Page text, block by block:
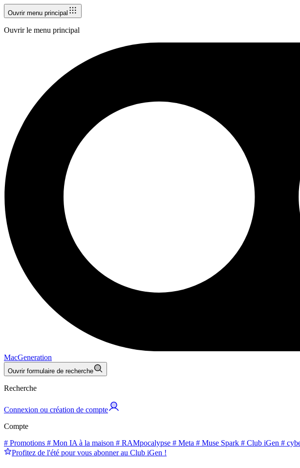
Ouvrir menu principal
Ouvrir le menu principal
MacGeneration
Ouvrir formulaire de recherche
Recherche
Connexion ou création de compte
Compte
# Promotions # Mon IA à la maison # RAMpocalypse # Meta # Muse Spark # Club iGen #
Profitez de l'été pour vous abonner au Club iGen !